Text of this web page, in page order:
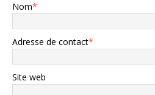
Nom*
Adresse de contact*
Site web